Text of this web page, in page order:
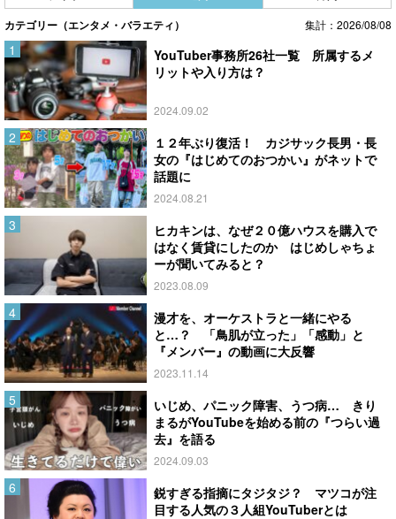
カテゴリー（エンタメ・バラエティ） 集計：2026/08/08
YouTuber事務所26社一覧 所属するメ
リットや入り方は？
2024.09.02
１２年ぶり復活！ カジサック長男・長
女の『はじめてのおつかい』がネットで
話題に
2024.08.21
ヒカキンは、なぜ２０億ハウスを購入で
はなく賃貸にしたのか はじめしゃちょ
ーが聞いてみると？
2023.08.09
漫才を、オーケストラと一緒にやる
と…？ 「鳥肌が立った」「感動」と
『メンバー』の動画に大反響
2023.11.14
いじめ、パニック障害、うつ病… きり
まるがYouTubeを始める前の『つらい過
去』を語る
2024.09.03
鋭すぎる指摘にタジタジ？ マツコが注
目する人気の３人組YouTuberとは